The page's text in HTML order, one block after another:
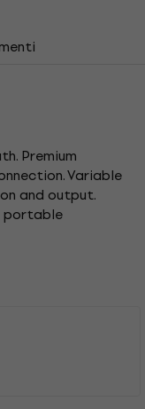
Premium
Variable
and output.
portable